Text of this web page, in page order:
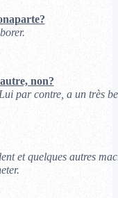
non?
par contre, a un très
et quelques autres